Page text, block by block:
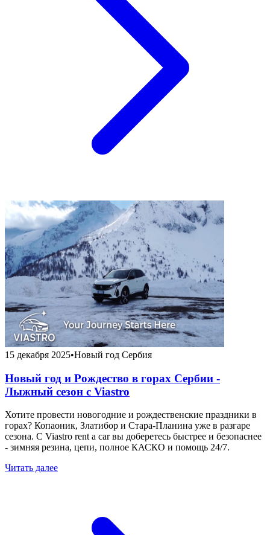
15 декабря 2025•Новый год Сербия
Новый год и Рождество в горах Сербии -
Лыжный сезон с Viastro
Хотите провести новогодние и рождественские праздники в
горах? Копаоник, Златибор и Стара-Планина уже в разгаре
сезона. С Viastro rent a car вы доберетесь быстрее и безопаснее
- зимняя резина, цепи, полное КАСКО и помощь 24/7.
Читать далее